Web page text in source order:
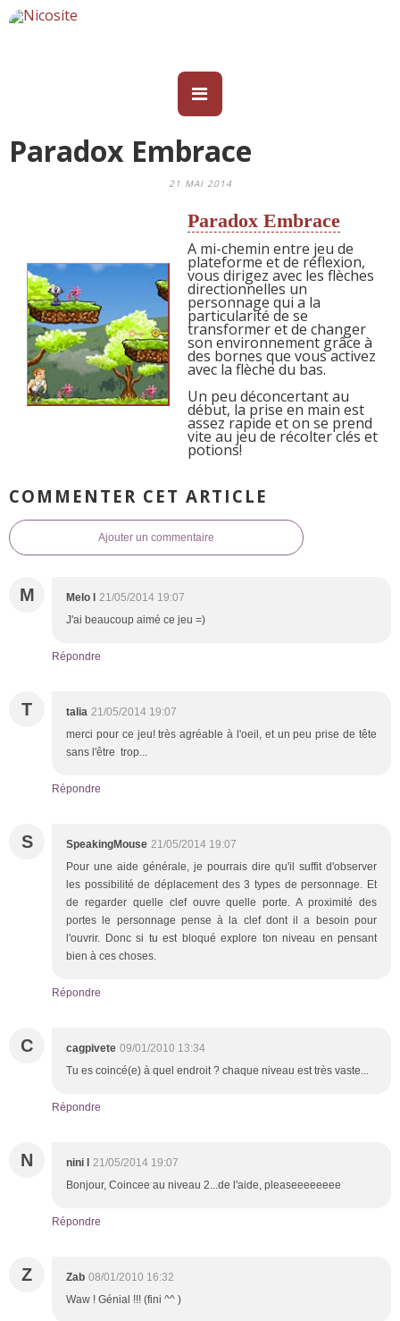
Paradox Embrace
21 MAI 2014
Paradox Embrace
A mi-chemin entre jeu de
plateforme et de réflexion,
vous dirigez avec les flèches
directionnelles un
personnage qui a la
particularité de se
transformer et de changer
son environnement grâce à
des bornes que vous activez
avec la flèche du bas.
Un peu déconcertant au
début, la prise en main est
assez rapide et on se prend
vite au jeu de récolter clés et
potions!
COMMENTER CET ARTICLE
Ajouter un commentaire
M Melo l 21/05/2014 19:07
J'ai beaucoup aimé ce jeu =)
Répondre
T talia 21/05/2014 19:07
merci pour ce jeu! très agréable à l'oeil, et un peu prise de tête
sans l'être trop...
Répondre
S SpeakingMouse 21/05/2014 19:07
Pour une aide générale, je pourrais dire qu'il suffit d'observer
les possibilité de déplacement des 3 types de personnage. Et
de regarder quelle clef ouvre quelle porte. A proximité des
portes le personnage pense à la clef dont il a besoin pour
l'ouvrir. Donc si tu est bloqué explore ton niveau en pensant
bien à ces choses.
Répondre
C cagpivete 09/01/2010 13:34
Tu es coincé(e) à quel endroit ? chaque niveau est très vaste...
Répondre
N nini l 21/05/2014 19:07
Bonjour, Coincee au niveau 2...de l'aide, pleaseeeeeeee
Répondre
Z Zab 08/01/2010 16:32
Waw ! Génial !!! (fini ^^ )